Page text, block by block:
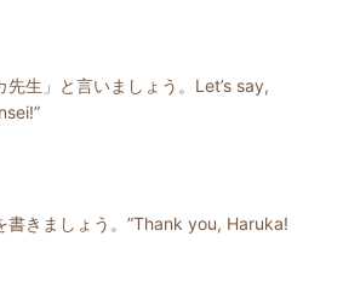
先生」と言いましょう。Let’s say,
書きましょう。”Thank you, Haruka!